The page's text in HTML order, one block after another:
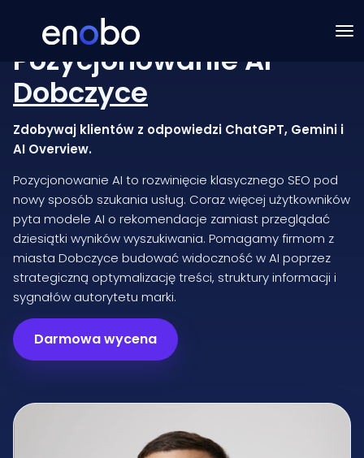
Pozycjonowanie AI
Dobczyce
Zdobywaj klientów z odpowiedzi ChatGPT, Gemini i
AI Overview.
Pozycjonowanie AI to rozwinięcie klasycznego SEO pod
nowy sposób szukania usług. Coraz więcej użytkowników
pyta modele AI o rekomendacje zamiast przeglądać
dziesiątki wyników wyszukiwania. Pomagamy firmom z
miasta Dobczyce budować widoczność w AI poprzez
strategiczną optymalizację treści, struktury informacji i
sygnałów autorytetu marki.
Darmowa wycena